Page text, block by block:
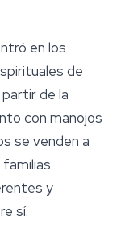
en los
de
de la
con manojos
se venden a
y
sí.